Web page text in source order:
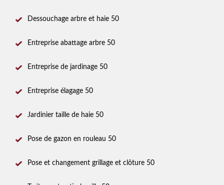
Dessouchage arbre et haie 50
Entreprise abattage arbre 50
Entreprise de jardinage 50
Entreprise élagage 50
Jardinier taille de haie 50
Pose de gazon en rouleau 50
Pose et changement grillage et clôture 50